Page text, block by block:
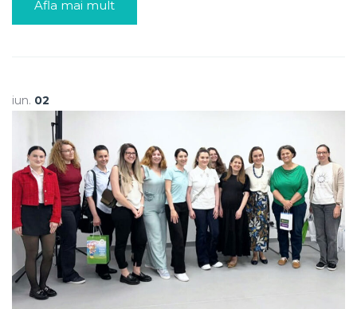
Afla mai mult
iun. 02